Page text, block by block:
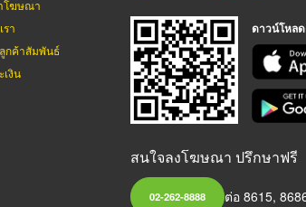
โฆษณา
า
กค้าสัมพันธ์
เงิน
ดาวน์โหล
สนใจลงโฆษณา ปรึกษาฟรี
02-262-8888 ต่อ 8615,